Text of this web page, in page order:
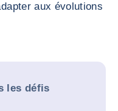
aux évolutions
les défis